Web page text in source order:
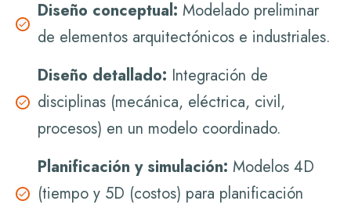
Diseño conceptual: Modelado preliminar
de elementos arquitectónicos e industriales.
Diseño detallado: Integración de
disciplinas (mecánica, eléctrica, civil,
procesos) en un modelo coordinado.
Planificación y simulación: Modelos 4D
(tiempo y 5D (costos) para planificación